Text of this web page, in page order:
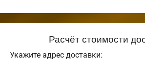
Расчёт стоимости
Укажите адрес доставки: